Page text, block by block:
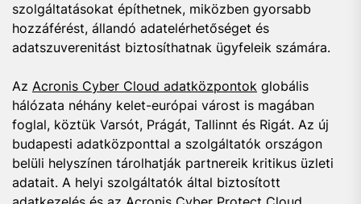
szolgáltatásokat építhetnek, miközben gyorsabb
hozzáférést, állandó adatelérhetőséget és
adatszuverenitást biztosíthatnak ügyfeleik számára.
Az Acronis Cyber Cloud adatközpontok globális
hálózata néhány kelet-európai várost is magában
foglal, köztük Varsót, Prágát, Tallinnt és Rigát. Az új
budapesti adatközponttal a szolgáltatók országon
belüli helyszínen tárolhatják partnereik kritikus üzleti
adatait. A helyi szolgáltatók által biztosított